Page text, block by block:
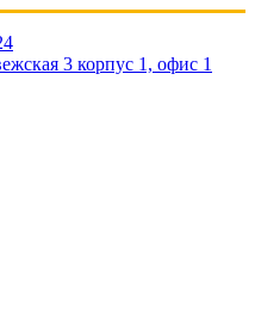
3 корпус 1, офис 1​